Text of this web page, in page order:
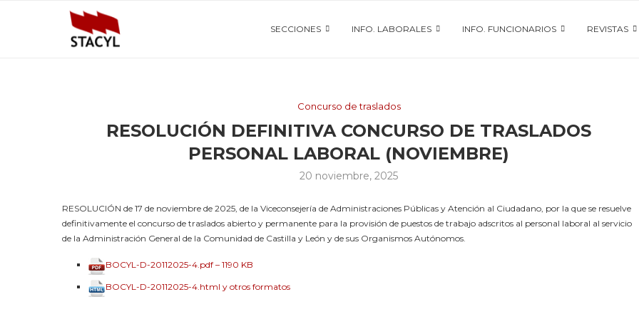
SECCIONES INFO. LABORALES INFO. FUNCIONARIOS REVISTAS
Concurso de traslados
RESOLUCIÓN DEFINITIVA CONCURSO DE TRASLADOS
PERSONAL LABORAL (NOVIEMBRE)
20 noviembre, 2025
RESOLUCIÓN de 17 de noviembre de 2025, de la Viceconsejería de Administraciones Públicas y Atención al Ciudadano, por la que se resuelve
definitivamente el concurso de traslados abierto y permanente para la provisión de puestos de trabajo adscritos al personal laboral al servicio
de la Administración General de la Comunidad de Castilla y León y de sus Organismos Autónomos.
BOCYL-D-20112025-4.pdf – 1190 KB
BOCYL-D-20112025-4.html y otros formatos